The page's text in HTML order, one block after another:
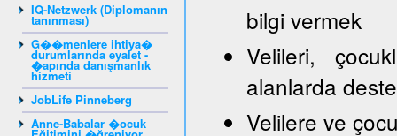
IQ-Netzwerk (Diplomanın
tanınması)
G��menlere ihtiya�
durumlarında eyalet -
�apında danışmanlık
hizmeti
JobLife Pinneberg
Anne-Babalar �ocuk
bilgi vermek
Velileri,
alanlarda
Velilere ve